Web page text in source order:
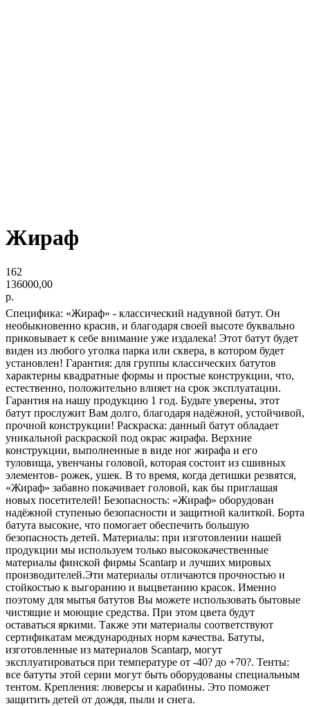
Жираф
162
136000,00
р.
Специфика: «Жираф» - классический надувной батут. Он
необыкновенно красив, и благодаря своей высоте буквально
приковывает к себе внимание уже издалека! Этот батут будет
виден из любого уголка парка или сквера, в котором будет
установлен! Гарантия: для группы классических батутов
характерны квадратные формы и простые конструкции, что,
естественно, положительно влияет на срок эксплуатации.
Гарантия на нашу продукцию 1 год. Будьте уверены, этот
батут прослужит Вам долго, благодаря надёжной, устойчивой,
прочной конструкции! Раскраска: данный батут обладает
уникальной раскраской под окрас жирафа. Верхние
конструкции, выполненные в виде ног жирафа и его
туловища, увенчаны головой, которая состоит из сшивных
элементов- рожек, ушек. В то время, когда детишки резвятся,
«Жираф» забавно покачивает головой, как бы приглашая
новых посетителей! Безопасность: «Жираф» оборудован
надёжной ступенью безопасности и защитной калиткой. Борта
батута высокие, что помогает обеспечить большую
безопасность детей. Материалы: при изготовлении нашей
продукции мы используем только высококачественные
материалы финской фирмы Scantarp и лучших мировых
производителей.Эти материалы отличаются прочностью и
стойкостью к выгоранию и выцветанию красок. Именно
поэтому для мытья батутов Вы можете использовать бытовые
чистящие и моющие средства. При этом цвета будут
оставаться яркими. Также эти материалы соответствуют
сертификатам международных норм качества. Батуты,
изготовленные из материалов Scantarp, могут
эксплуатироваться при температуре от -40? до +70?. Тенты:
все батуты этой серии могут быть оборудованы специальным
тентом. Крепления: люверсы и карабины. Это поможет
защитить детей от дождя, пыли и снега.